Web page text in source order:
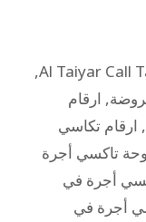
Al Taiyar Call
,
, ارقام
, ارقام تكاسي
تاكسي أجرة
أجرة في
أجرة في